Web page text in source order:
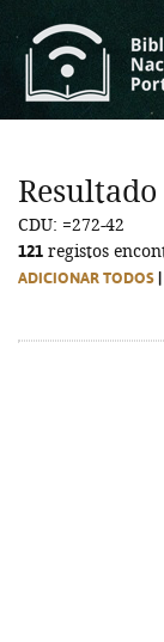
CDU: =272-42
121 registos
ADICIONAR TODOS